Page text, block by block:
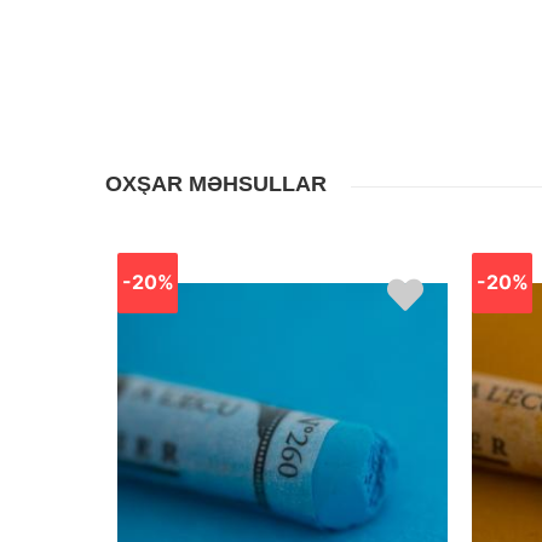
OXŞAR MƏHSULLAR
-20% -20%